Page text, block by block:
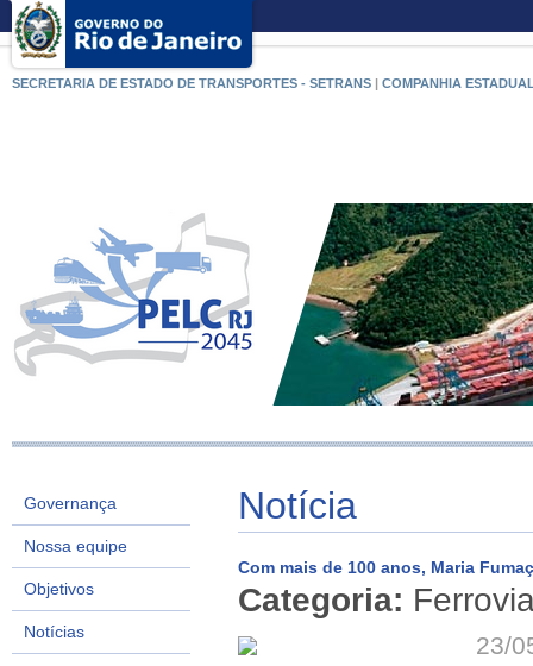
SECRETARIA DE ESTADO DE TRANSPORTES - SETRANS | COMPANHIA
Governança
Nossa equipe
Objetivos
Notícias
Notícia
Com mais de 100 anos, Maria
Categoria:
23/